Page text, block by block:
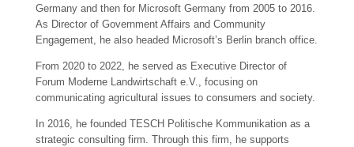
Germany and then for Microsoft Germany from 2005 to 2016.
As Director of Government Affairs and Community
Engagement, he also headed Microsoft’s Berlin branch office.
From 2020 to 2022, he served as Executive Director of
Forum Moderne Landwirtschaft e.V., focusing on
communicating agricultural issues to consumers and society.
In 2016, he founded TESCH Politische Kommunikation as a
strategic consulting firm. Through this firm, he supports